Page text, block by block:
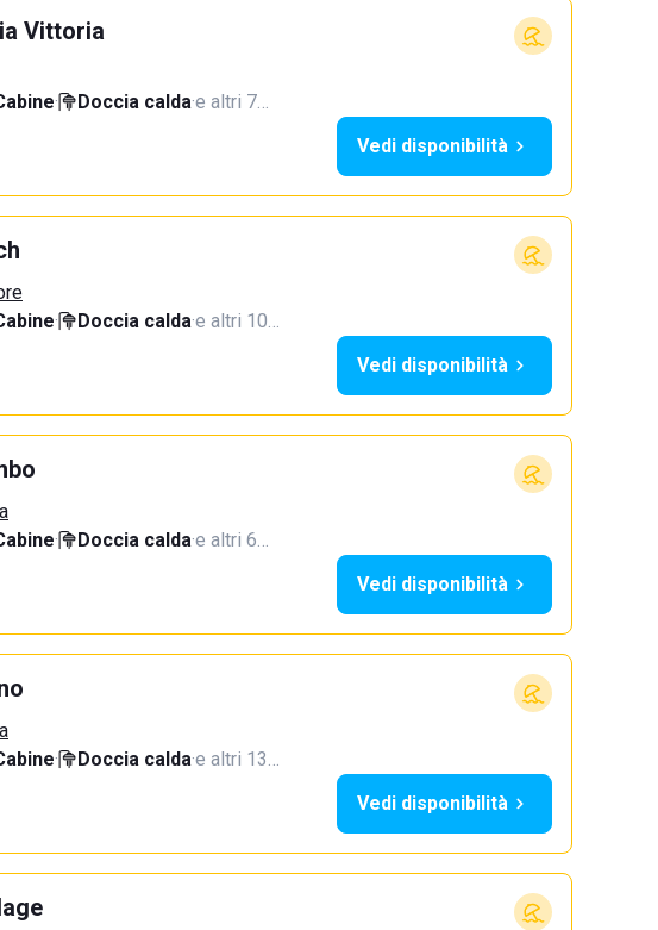
Vittoria
· Doccia calda·e altri 7…
Vedi disponibilità
· Doccia calda·e altri 10…
Vedi disponibilità
· Doccia calda·e altri 6…
Vedi disponibilità
· Doccia calda·e altri 13…
Vedi disponibilità